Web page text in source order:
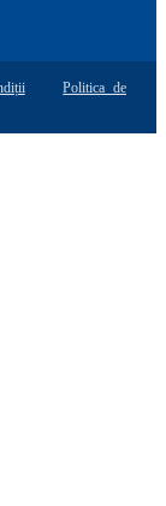
Politica de